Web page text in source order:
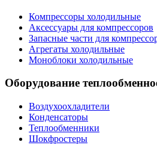
Компрессоры холодильные
Аксессуары для компрессоров
Запасные части для
Агрегаты холодильные
Моноблоки холодильные
Оборудование
Воздухоохладители
Конденсаторы
Теплообменники
Шокфростеры